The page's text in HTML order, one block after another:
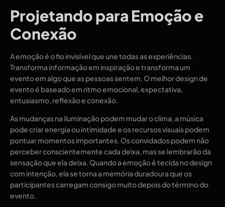
Projetando para Emoção e
Conexão
A emoção é o fio invisível que une todas as experiências.
Transforma informação em inspiração e transforma um
evento em algo que as pessoas sentem. O melhor design de
evento é baseado em ritmo emocional, expectativa,
entusiasmo, reflexão e conexão.
As mudanças na iluminação podem mudar o clima, a música
pode criar energia ou intimidade e os recursos visuais podem
pontuar momentos importantes. Os convidados podem não
perceber conscientemente cada deixa, mas se lembrarão da
sensação que ela deixa. Quando a emoção é tecida no design
com intenção, ela se torna a memória duradoura que os
participantes carregam consigo muito depois do término do
evento.